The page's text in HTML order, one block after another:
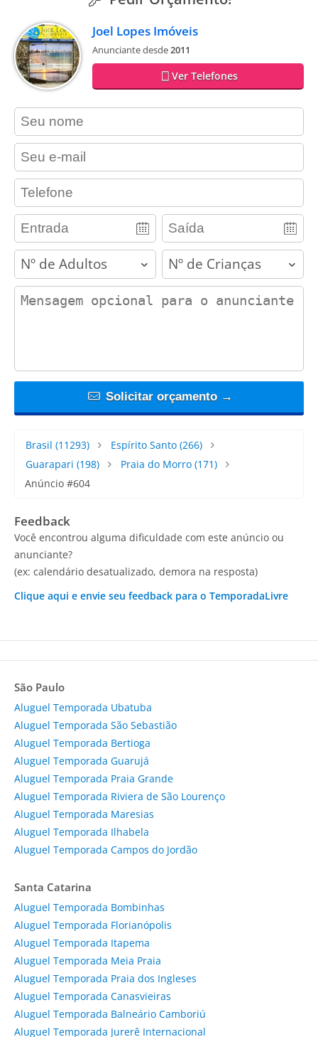
Joel Lopes Imóveis
Anunciante desde2011
Ver Telefones
contact_name
contact_email
contact_phone
adults children
contact_message
Solicitar orçamento →
Brasil (11293) Espírito Santo(266)
Guarapari (198) Praia do Morro(171)
Anúncio #604
Feedback
Você encontrou alguma dificuldade com este anúncio ou
anunciante?
(ex: calendário desatualizado, demora na resposta)
Clique aqui e envie seu feedback para o TemporadaLivre
São Paulo
Aluguel Temporada Ubatuba
Aluguel Temporada São Sebastião
Aluguel Temporada Bertioga
Aluguel Temporada Guarujá
Aluguel Temporada Praia Grande
Aluguel Temporada Riviera de São Lourenço
Aluguel Temporada Maresias
Aluguel Temporada Ilhabela
Aluguel Temporada Campos do Jordão
Santa Catarina
Aluguel Temporada Bombinhas
Aluguel Temporada Florianópolis
Aluguel Temporada Itapema
Aluguel Temporada Meia Praia
Aluguel Temporada Praia dos Ingleses
Aluguel Temporada Canasvieiras
Aluguel Temporada Balneário Camboriú
Aluguel Temporada Jurerê Internacional